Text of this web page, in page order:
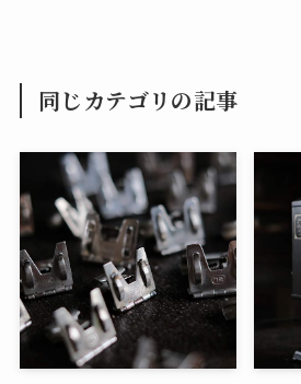
同じカテゴリの記事